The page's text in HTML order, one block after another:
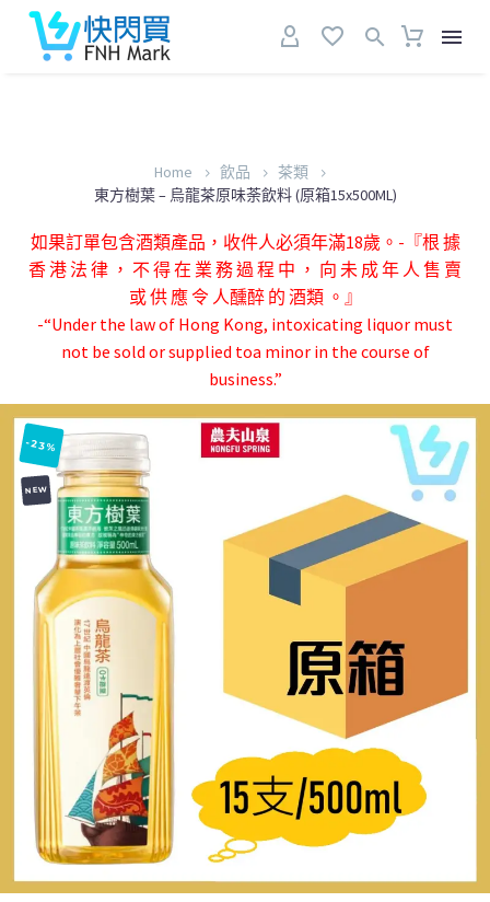
Home 飲品
茶類
東方樹葉 – 烏龍茶原味荼飲料 (原箱15x500ML)
如果訂單包含酒類產品，收件人必須年滿18歲。-『根 據
香 港 法 律 ， 不 得 在 業 務 過 程 中 ， 向 未 成 年 人 售 賣
或 供 應 令 人醺醉 的 酒類 。』
-“Under the law of Hong Kong, intoxicating liquor must
not be sold or supplied toa minor in the course of
business.”
-23%
NEW